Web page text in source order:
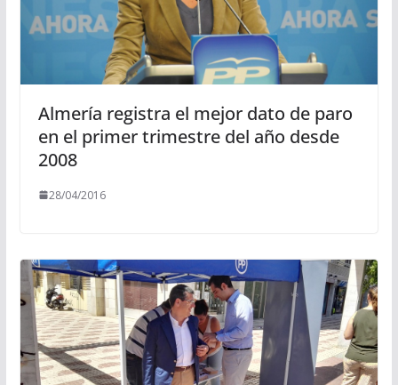
Almería registra el mejor dato de paro
en el primer trimestre del año desde
2008
28/04/2016